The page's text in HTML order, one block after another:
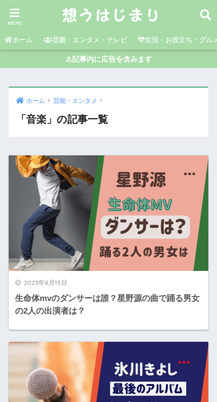
ホーム 芸能・エンタメ・テレビ 生活・お役立ち・グル
⚠️記事内に広告を含みます
ホーム 芸能・エンタメ
「音楽」の記事一覧
2023年8月15日
生命体mvのダンサーは誰？星野源の曲で踊る男女
の2人の出演者は？